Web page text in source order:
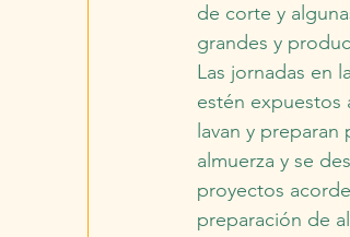
de corte y
grandes y
Las jornadas en
estén expuestos
lavan y
almuerza y se
proyectos
preparación de